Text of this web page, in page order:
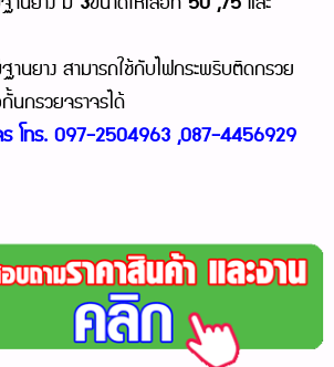
นยาง สามารถใช้กับไฟกระพริบติดกรวย
นกรวยจราจรได้
ร โทร. 097-2504963 ,087-4456929